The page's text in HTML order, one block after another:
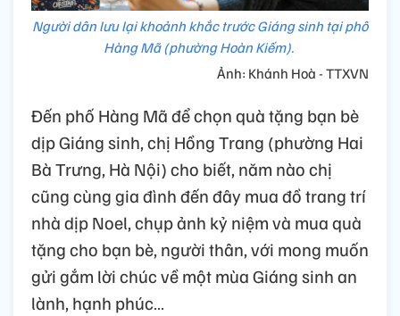
Người dân lưu lại khoảnh khắc trước Giáng sinh tại phố
Hàng Mã (phường Hoàn Kiếm).
Ảnh: Khánh Hoà - TTXVN
Đến phố Hàng Mã để chọn quà tặng bạn bè
dịp Giáng sinh, chị Hồng Trang (phường Hai
Bà Trưng, Hà Nội) cho biết, năm nào chị
cũng cùng gia đình đến đây mua đồ trang trí
nhà dịp Noel, chụp ảnh kỷ niệm và mua quà
tặng cho bạn bè, người thân, với mong muốn
gửi gắm lời chúc về một mùa Giáng sinh an
lành, hạnh phúc…